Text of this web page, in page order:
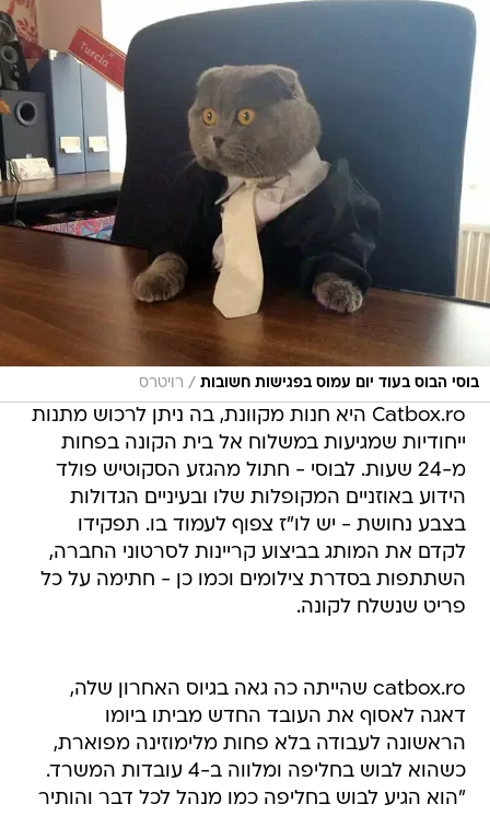
בוסי הבוס בעוד יום עמוס בפגישות חשובות / רויטרס
Catbox.ro היא חנות מקוונת, בה ניתן לרכוש מתנות
ייחודיות שמגיעות במשלוח אל בית הקונה בפחות
מ-24 שעות. לבוסי - חתול מהגזע הסקוטיש פולד
הידוע באוזניים המקופלות שלו ובעיניים הגדולות
בצבע נחושת - יש לו"ז צפוף לעמוד בו. תפקידו
לקדם את המותג בביצוע קריינות לסרטוני החברה,
השתתפות בסדרת צילומים וכמו כן - חתימה על כל
פריט שנשלח לקונה.
catbox.ro שהייתה כה גאה בגיוס האחרון שלה,
דאגה לאסוף את העובד החדש מביתו ביומו
הראשונה לעבודה בלא פחות מלימוזינה מפוארת,
כשהוא לבוש בחליפה ומלווה ב-4 עובדות המשרד.
"הוא הגיע לבוש בחליפה כמו מנהל לכל דבר והותיר